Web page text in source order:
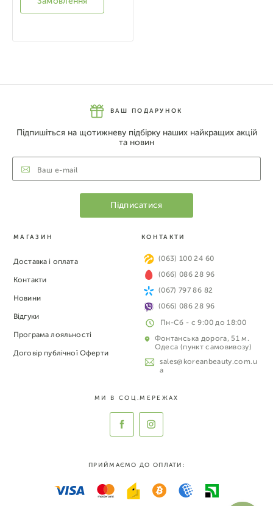
ВАШ ПОДАРУНОК
Підпишіться на щотижневу підбірку наших найкращих акцій
та новин
МАГАЗИН
Доставка і оплата
Контакти
Новини
Відгуки
Програма лояльності
Договір публічної Оферти
КОНТАКТИ
(063) 100 24 60
(066) 086 28 96
(067) 797 86 82
(066) 086 28 96
Пн-Сб - с 9:00 до 18:00
Фонтанська дорога, 51 м.
Одеса (пункт самовивозу)
sales@koreanbeauty.com.u
a
МИ В СОЦ.МЕРЕЖАХ
ПРИЙМАЄМО ДО ОПЛАТИ: